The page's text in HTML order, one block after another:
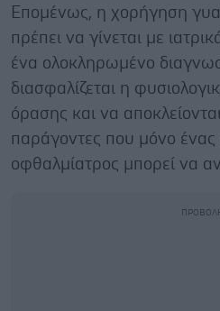
Επομένως, η χορήγηση
πρέπει να γίνεται με
ένα ολοκληρωμένο
διασφαλίζεται η
όρασης και να
παράγοντες που μόνο ένας
οφθαλμίατρος μπορεί να